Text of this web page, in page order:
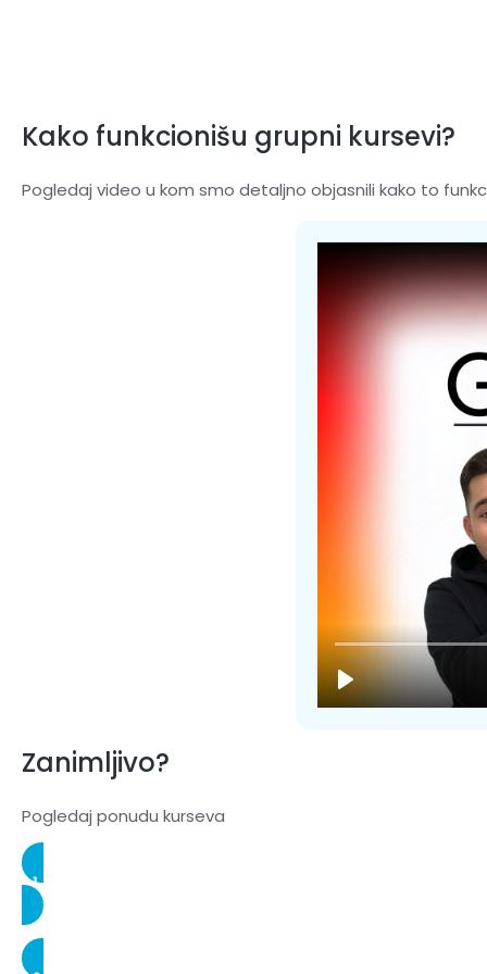
Kako funkcionišu grupni kursevi?
Pogledaj video u kom smo detaljno objasnili kako to
Zanimljivo?
Pogledaj ponudu kurseva
A1 GRUPNI KURS